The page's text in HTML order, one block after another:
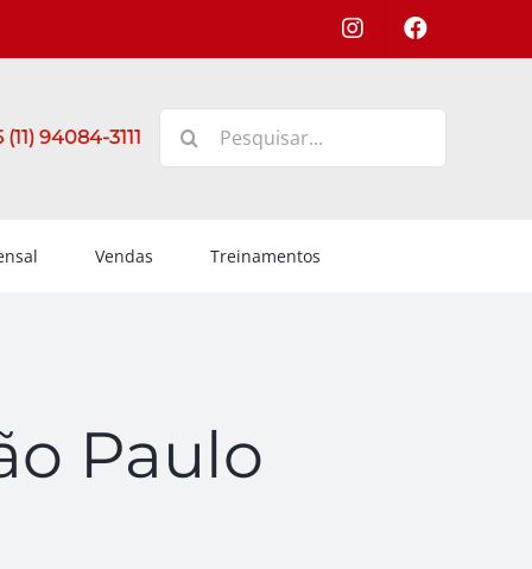
(11) 94084-3111
resultados
Vendas Treinamentos
Paulo